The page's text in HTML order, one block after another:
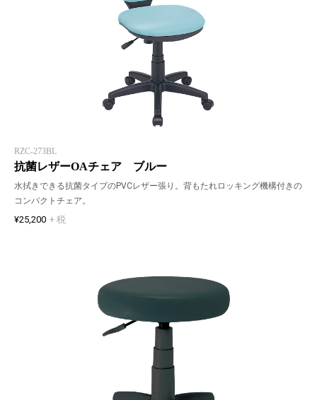
RZC-273BL
抗菌レザーOAチェア ブルー
水拭きできる抗菌タイプのPVCレザー張り。背もたれロッキング機構付きの
コンパクトチェア。
¥25,200 + 税